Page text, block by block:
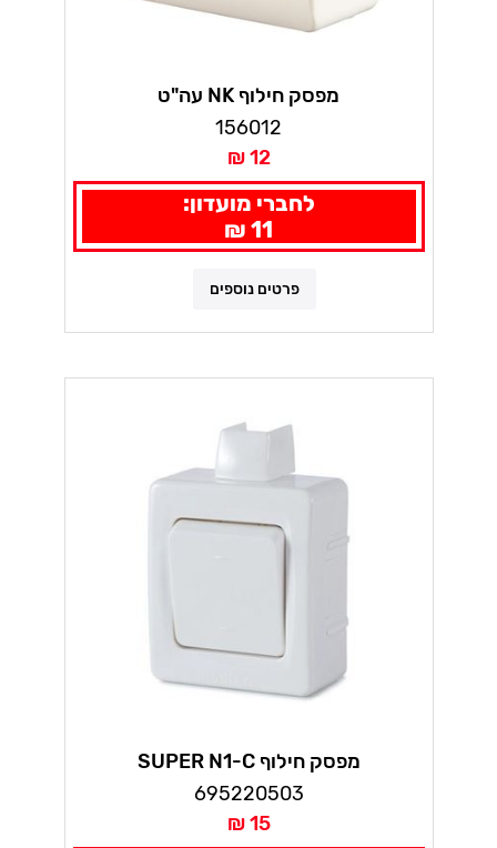
מפסק חילוף NK עה"ט
156012
12 ₪
לחברי מועדון:
11 ₪
פרטים נוספים
מפסק חילוף SUPER N1-C
695220503
15 ₪